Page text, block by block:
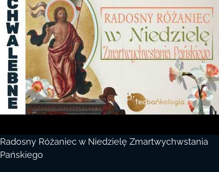
Radosny Różaniec w Niedzielę Zmartwychwstania
Pańskiego